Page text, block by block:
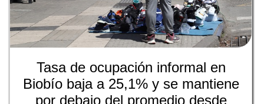
Tasa de ocupación informal en
Biobío baja a 25,1% y se mantiene
por debajo del promedio desde